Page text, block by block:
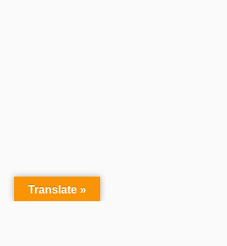
Translate »